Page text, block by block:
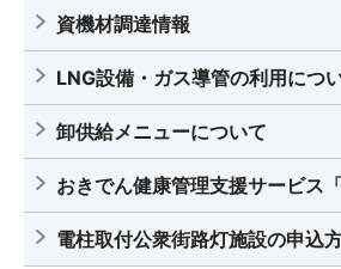
資機材調達情報
LNG設備・ガス導管の利用につ
卸供給メニューについて
おきでん健康管理支援サービス
電柱取付公衆街路灯施設の申込